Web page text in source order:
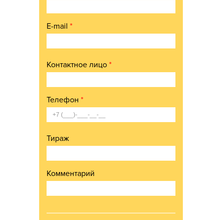
E-mail *
Контактное лицо *
Телефон *
Тираж
Комментарий